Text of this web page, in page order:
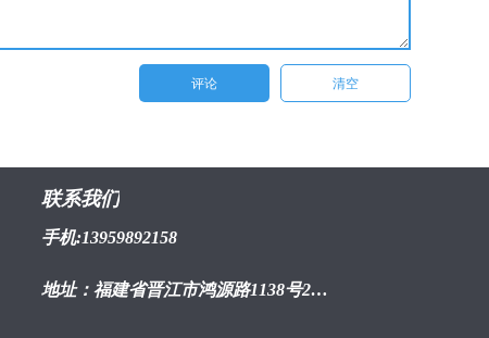
联系我们
手机:13959892158
地址：福建省晋江市鸿源路1138号2幢1603室